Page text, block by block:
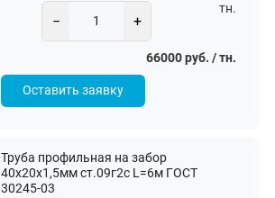
− +
тн.
66000 руб. / тн.
Оставить заявку
Труба профильная на забор
40х20х1,5мм ст.09г2с L=6м ГОСТ
30245-03